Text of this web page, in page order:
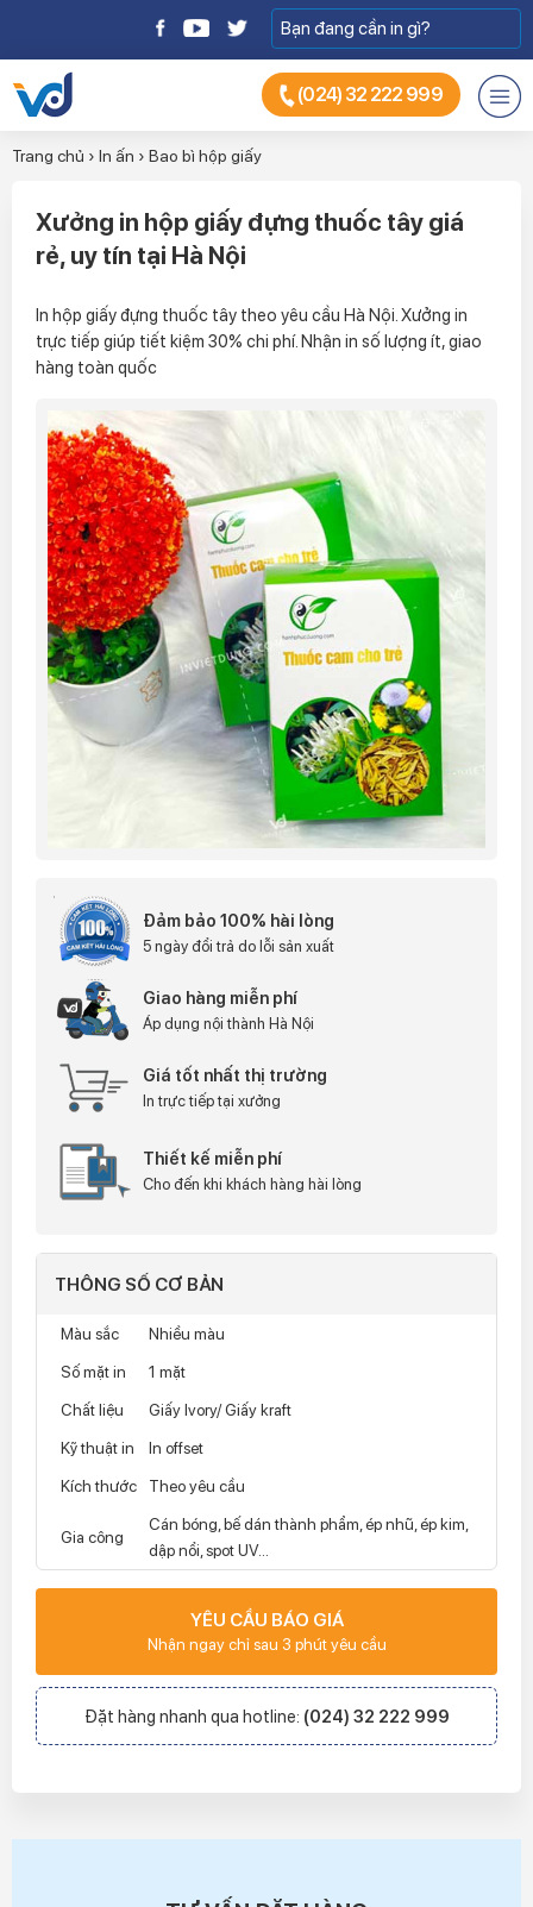
(024) 32 222 999
Trang chủ › In ấn › Bao bì hộp giấy
Xưởng in hộp giấy đựng thuốc tây giá
rẻ, uy tín tại Hà Nội
In hộp giấy đựng thuốc tây theo yêu cầu Hà Nội. Xưởng in
trực tiếp giúp tiết kiệm 30% chi phí. Nhận in số lượng ít, giao
hàng toàn quốc
Đảm bảo 100% hài lòng
5 ngày đổi trả do lỗi sản xuất
Giao hàng miễn phí
Áp dụng nội thành Hà Nội
Giá tốt nhất thị trường
In trực tiếp tại xưởng
Thiết kế miễn phí
Cho đến khi khách hàng hài lòng
THÔNG SỐ CƠ BẢN
Màu sắc
Nhiều màu
Số mặt in
1 mặt
Chất liệu
Giấy Ivory/ Giấy kraft
Kỹ thuật in
In offset
Kích thước
Theo yêu cầu
Gia công
Cán bóng, bế dán thành phẩm, ép nhũ, ép kim,
dập nổi, spot UV...
YÊU CẦU BÁO GIÁ
Nhận ngay chỉ sau 3 phút yêu cầu
Đặt hàng nhanh qua hotline: (024) 32 222 999